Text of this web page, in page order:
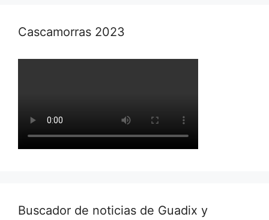
Cascamorras 2023
Buscador de noticias de Guadix y